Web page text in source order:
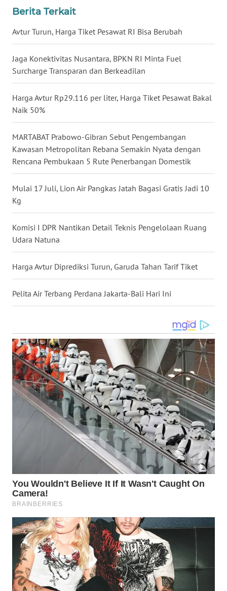
Berita Terkait
Avtur Turun, Harga Tiket Pesawat RI Bisa Berubah
Jaga Konektivitas Nusantara, BPKN RI Minta Fuel
Surcharge Transparan dan Berkeadilan
Harga Avtur Rp29.116 per liter, Harga Tiket Pesawat Bakal
Naik 50%
MARTABAT Prabowo-Gibran Sebut Pengembangan
Kawasan Metropolitan Rebana Semakin Nyata dengan
Rencana Pembukaan 5 Rute Penerbangan Domestik
Mulai 17 Juli, Lion Air Pangkas Jatah Bagasi Gratis Jadi 10
Kg
Komisi I DPR Nantikan Detail Teknis Pengelolaan Ruang
Udara Natuna
Harga Avtur Diprediksi Turun, Garuda Tahan Tarif Tiket
Pelita Air Terbang Perdana Jakarta-Bali Hari Ini
KALTARA
WN
KALSEL
WN
KALTIM
SULSEL
WN
MALUKU
WN
MALUT
WN
DANAU
TOBA
WN
WN
TAPANULI
SELATAN
WN
TANJUNG
LESUNG
WN
KARO